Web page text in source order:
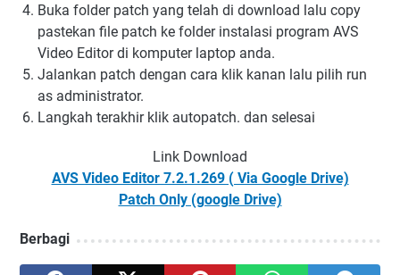
Buka folder patch yang telah di download lalu copy
pastekan file patch ke folder instalasi program AVS
Video Editor di komputer laptop anda.
Jalankan patch dengan cara klik kanan lalu pilih run
as administrator.
Langkah terakhir klik autopatch. dan selesai
Link Download
AVS Video Editor 7.2.1.269 ( Via Google Drive)
Patch Only (google Drive)
Berbagi